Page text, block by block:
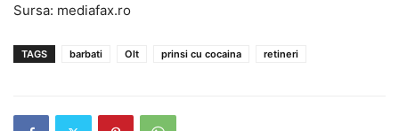
Sursa: mediafax.ro
TAGS barbati Olt prinsi cu cocaina retineri